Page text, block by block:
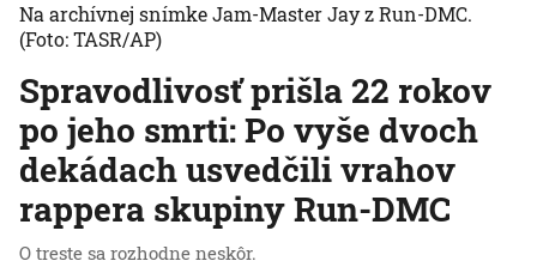
Spravodlivosť prišla 22 rokov
po jeho smrti: Po vyše dvoch
dekádach usvedčili vrahov
rappera skupiny Run-DMC
O treste sa rozhodne neskôr.
Na archívnej snímke Jam-Master Jay z Run-DMC.
(Foto: TASR/AP)